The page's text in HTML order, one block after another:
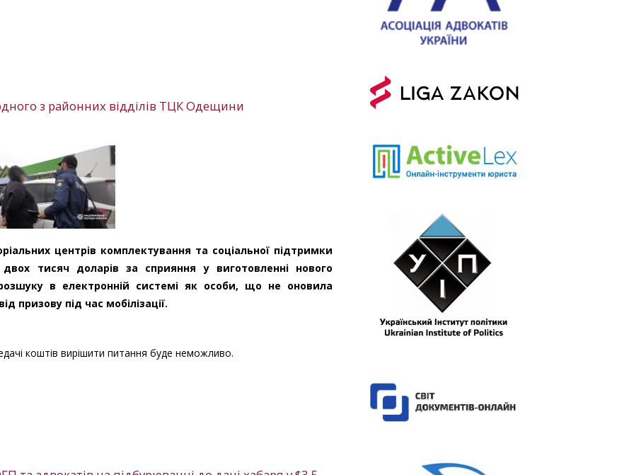
з районних відділів ТЦК Одещини
центрів комплектування та соціальної підтримки
тисяч доларів за сприяння у виготовленні нового
в електронній системі як особи, що не оновила
призову під час мобілізації.
коштів вирішити питання буде неможливо.